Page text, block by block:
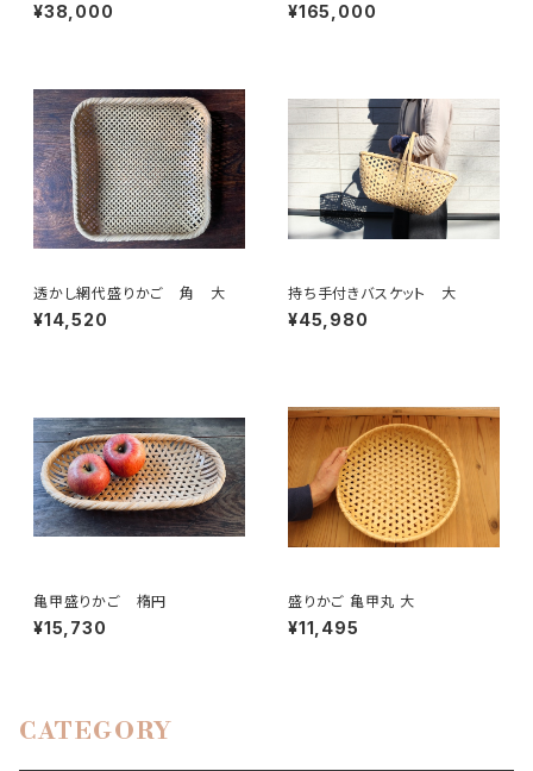
¥38,000 ¥165,000
透かし網代盛りかご 角 大
¥14,520
持ち手付きバスケット 大
¥45,980
亀甲盛りかご 楕円
¥15,730
盛りかご 亀甲丸 大
¥11,495
CATEGORY